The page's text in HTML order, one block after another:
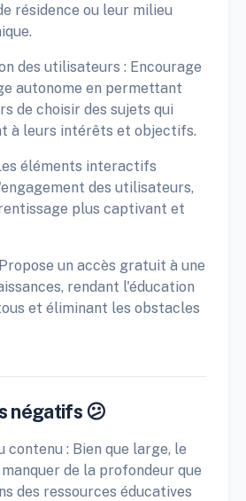
résidence ou leur milieu
des utilisateurs : Encourage
autonome en permettant
de choisir des sujets qui
à leurs intérêts et objectifs.
éléments interactifs
des utilisateurs,
plus captivant et
un accès gratuit à une
rendant l'éducation
et éliminant les obstacles
négatifs 😕
contenu : Bien que large, le
de la profondeur que
des ressources éducatives